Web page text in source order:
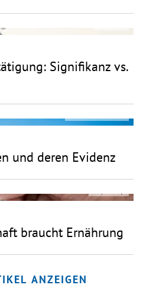
Signifikanz vs.
und deren Evidenz
braucht Ernährung
ANZEIGEN